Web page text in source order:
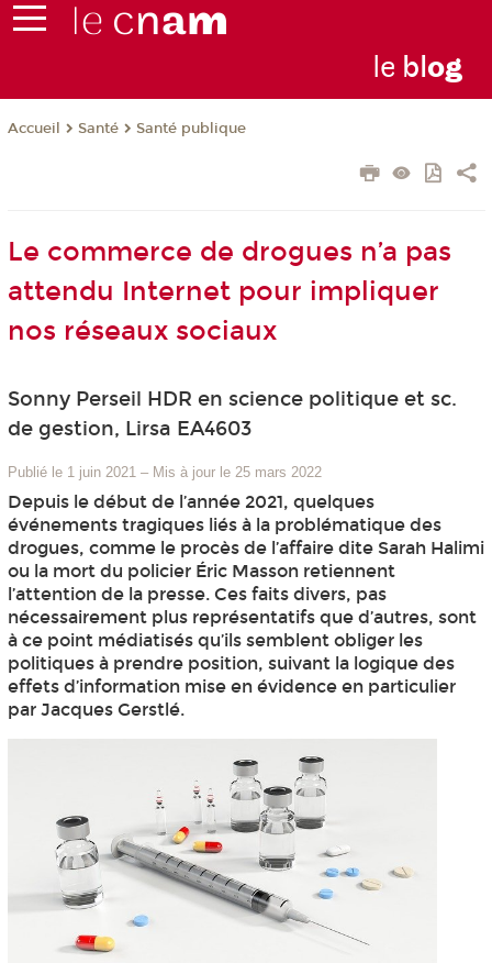
le blog
Accueil Santé Santé publique
Le commerce de drogues n’a pas
attendu Internet pour impliquer
nos réseaux sociaux
Sonny Perseil HDR en science politique et sc.
de gestion, Lirsa EA4603
Publié le 1 juin 2021 – Mis à jour le 25 mars 2022
Depuis le début de l’année 2021, quelques
événements tragiques liés à la problématique des
drogues, comme le procès de l’affaire dite Sarah Halimi
ou la mort du policier Éric Masson retiennent
l’attention de la presse. Ces faits divers, pas
nécessairement plus représentatifs que d’autres, sont
à ce point médiatisés qu’ils semblent obliger les
politiques à prendre position, suivant la logique des
effets d’information mise en évidence en particulier
par Jacques Gerstlé.